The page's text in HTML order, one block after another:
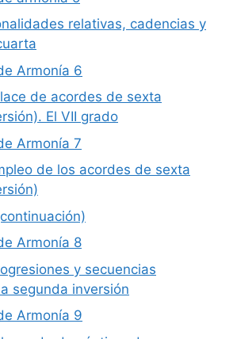
relativas, cadencias y
Armonía 6
de acordes de sexta
El VII grado
Armonía 7
de los acordes de sexta
Armonía 8
y secuencias
segunda inversión
Armonía 9